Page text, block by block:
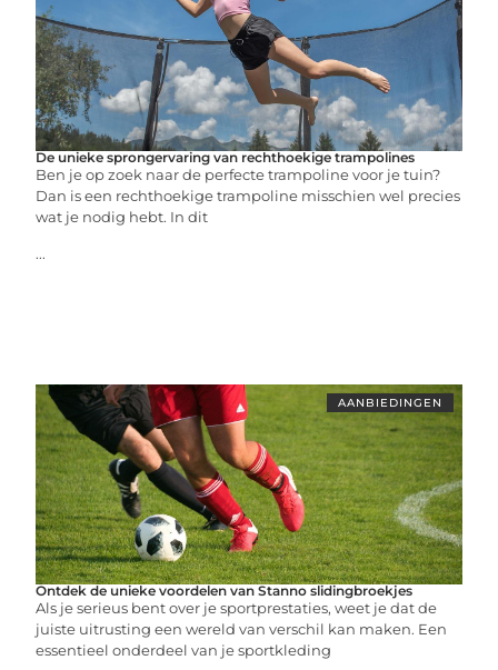
De unieke sprongervaring van rechthoekige trampolines
Ben je op zoek naar de perfecte trampoline voor je tuin?
Dan is een rechthoekige trampoline misschien wel precies
wat je nodig hebt. In dit
...
AANBIEDINGEN
Ontdek de unieke voordelen van Stanno slidingbroekjes
Als je serieus bent over je sportprestaties, weet je dat de
juiste uitrusting een wereld van verschil kan maken. Een
essentieel onderdeel van je sportkleding